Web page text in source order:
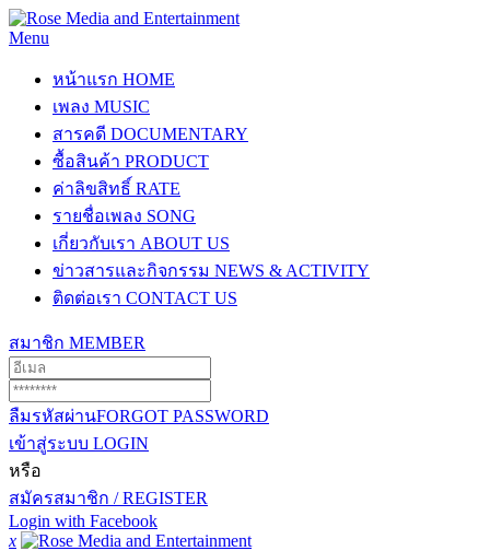
Menu
หน้าแรก HOME
เพลง MUSIC
สารคดี DOCUMENTARY
ซื้อสินค้า PRODUCT
ค่าลิขสิทธิ์ RATE
รายชื่อเพลง SONG
เกี่ยวกับเรา ABOUT US
ข่าวสารและกิจกรรม NEWS & ACTIVITY
ติดต่อเรา CONTACT US
สมาชิก MEMBER
ลืมรหัสผ่านFORGOT PASSWORD
เข้าสู่ระบบ LOGIN
หรือ
สมัครสมาชิก / REGISTER
Login with Facebook
x